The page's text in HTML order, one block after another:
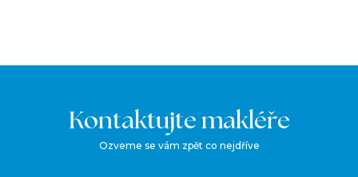
Kontaktujte makléře
Ozveme se vám zpět co nejdříve